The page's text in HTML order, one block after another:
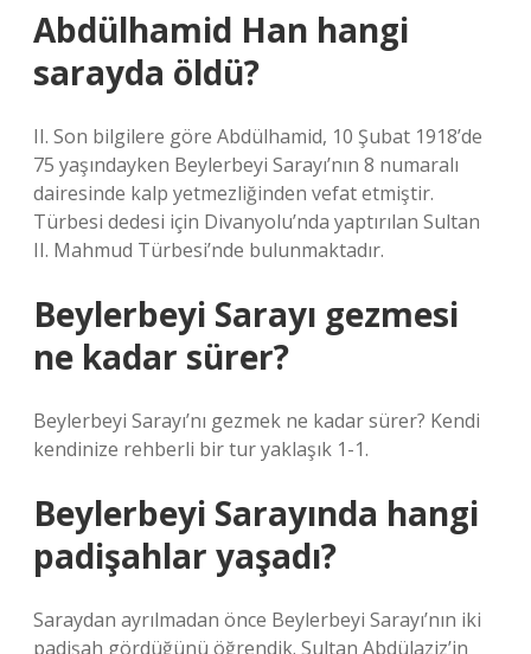
Abdülhamid Han hangi
sarayda öldü?
II. Son bilgilere göre Abdülhamid, 10 Şubat 1918’de
75 yaşındayken Beylerbeyi Sarayı’nın 8 numaralı
dairesinde kalp yetmezliğinden vefat etmiştir.
Türbesi dedesi için Divanyolu’nda yaptırılan Sultan
II. Mahmud Türbesi’nde bulunmaktadır.
Beylerbeyi Sarayı gezmesi
ne kadar sürer?
Beylerbeyi Sarayı’nı gezmek ne kadar sürer? Kendi
kendinize rehberli bir tur yaklaşık 1-1.
Beylerbeyi Sarayında hangi
padişahlar yaşadı?
Saraydan ayrılmadan önce Beylerbeyi Sarayı’nın iki
padişah gördüğünü öğrendik. Sultan Abdülaziz’in